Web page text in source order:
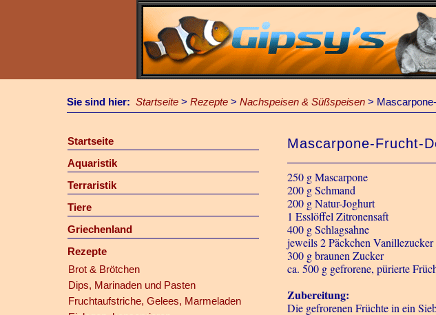
Sie sind hier: Startseite > Rezepte > Nachspeisen & Süßspeisen >
Startseite
Aquaristik
Terraristik
Tiere
Griechenland
Rezepte
Brot & Brötchen
Dips, Marinaden und Pasten
Fruchtaufstriche, Gelees, Marmeladen
Mascarpone-Frucht-
250 g Mascarpone
200 g Schmand
200 g Natur-Joghurt
1 Esslöffel Zitronensaft
400 g Schlagsahne
jeweils 2 Päckchen Vanillezucker
300 g braunen Zucker
ca. 500 g gefrorene, pürierte
Zubereitung:
Die gefrorenen Früchte in ein